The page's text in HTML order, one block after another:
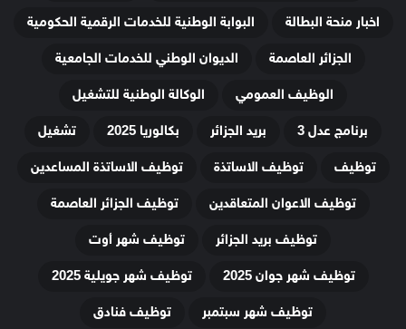
اخبار منحة البطالة
البوابة الوطنية للخدمات الرقمية الحكومية
الجزائر العاصمة
الديوان الوطني للخدمات الجامعية
الوظيف العمومي
الوكالة الوطنية للتشغيل
برنامج عدل 3
بريد الجزائر بكالوريا 2025
تشغيل
توظيف
توظيف الاساتذة
توظيف الاساتذة المساعدين
توظيف الاعوان المتعاقدين
توظيف الجزائر العاصمة
توظيف بريد الجزائر
توظيف شهر أوت
توظيف شهر جوان 2025
توظيف شهر جويلية 2025
توظيف شهر سبتمبر
توظيف فنادق